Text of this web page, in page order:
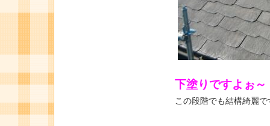
下塗りですよぉ～
この段階でも結構綺麗で